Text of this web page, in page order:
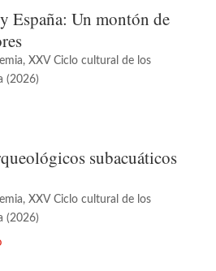
España: Un montón de
, XXV Ciclo cultural de los
(2026)
subacuáticos
, XXV Ciclo cultural de los
(2026)